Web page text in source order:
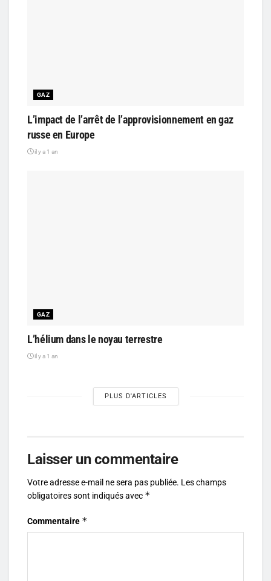
GAZ
L’impact de l’arrêt de l’approvisionnement en gaz
russe en Europe
il y a 1 an
GAZ
L’hélium dans le noyau terrestre
il y a 1 an
PLUS D'ARTICLES
Laisser un commentaire
Votre adresse e-mail ne sera pas publiée. Les champs
obligatoires sont indiqués avec *
Commentaire *